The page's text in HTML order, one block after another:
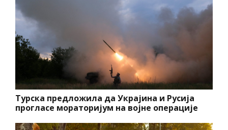
Турска предложила да Украјина и Русија
прогласе мораторијум на војне операције